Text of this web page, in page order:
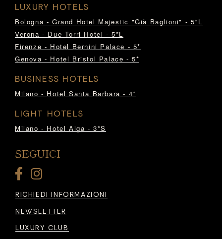
LUXURY HOTELS
Bologna - Grand Hotel Majestic "Già Baglioni" - 5*L
Verona - Due Torri Hotel - 5*L
Firenze - Hotel Bernini Palace - 5*
Genova - Hotel Bristol Palace - 5*
BUSINESS HOTELS
Milano - Hotel Santa Barbara - 4*
LIGHT HOTELS
Milano - Hotel Alga - 3*S
SEGUICI
RICHIEDI INFORMAZIONI
NEWSLETTER
LUXURY CLUB